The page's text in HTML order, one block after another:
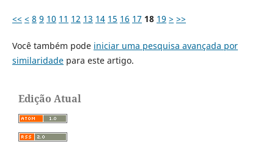
<< < 8 9 10 11 12 13 14 15 16 17 18 19 > >>
Você também pode iniciar uma pesquisa avançada por
similaridadepara este artigo.
Edição Atual